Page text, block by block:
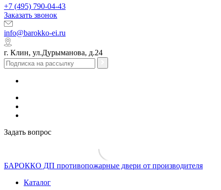
+7 (495) 790-04-43
Заказать звонок
info@barokko-ei.ru
г. Клин, ул.Дурыманова, д.24
Задать вопрос
БАРОККО ДП противопожарные двери от производителя
Каталог